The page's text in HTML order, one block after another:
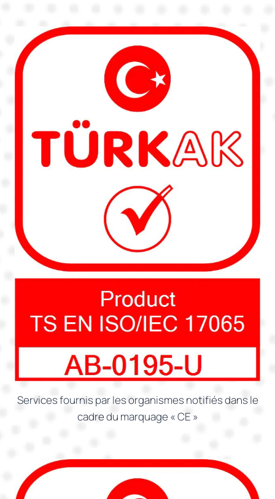
Services fournis par les organismes notifiés dans le
cadre du marquage « CE »